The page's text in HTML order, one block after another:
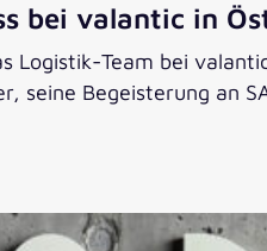
bei valantic in
Logistik-Team bei
Begeisterung an